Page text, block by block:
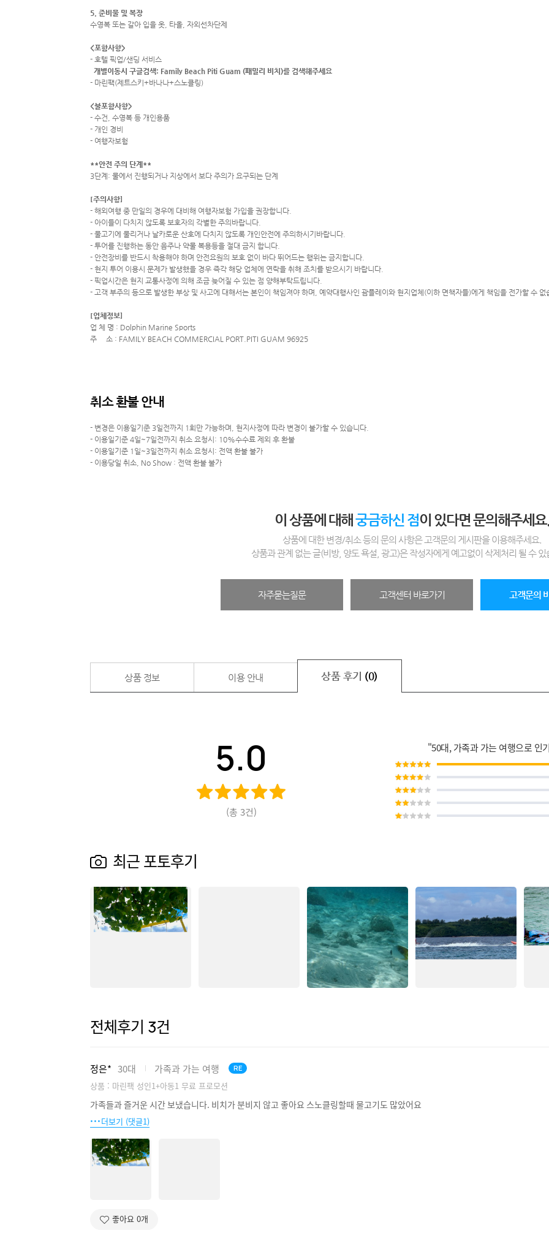
5. 준비물 및 복장
수영복 또는 갈아 입을 옷, 타올, 자외선차단제
<포함사항>
- 호텔 픽업/샌딩 서비스
개별이동시 구글검색: Family Beach Piti Guam (패밀리 비치)를 검색해주세요
- 마린팩(제트스키+바나나+스노클링)
<불포함사항>
- 수건, 수영복 등 개인용품
- 개인 경비
- 여행자보험
**안전 주의 단계**
3단계: 물에서 진행되거나 지상에서 보다 주의가 요구되는 단계
[주의사항]
- 해외여행 중 만일의 경우에 대비해 여행자보험 가입을 권장합니다.
- 아이들이 다치지 않도록 보호자의 각별한 주의바랍니다.
- 물고기에 물리거나 날카로운 산호에 다치지 않도록 개인안전에 주의하시기바랍니다.
- 투어를 진행하는 동안 음주나 약물 복용등을 절대 금지 합니다.
- 안전장비를 반드시 착용해야 하며 안전요원의 보호 없이 바다 뛰어드는 행위는 금지합니다.
- 현지 투어 이용시 문제가 발생했을 경우 즉각 해당 업체에 연락을 취해 조치를 받으시기 바랍니다.
- 픽업시간은 현지 교통사정에 의해 조금 늦어질 수 있는 점 양해부탁드립니다.
- 고객 부주의 등으로 발생한 부상 및 사고에 대해서는 본인이 책임져야 하며, 예약대행사인 괌플레이와 현지업체(이하 면책자들)에게 책임을 전가할 수 없
[업체정보]
업 체 명 : Dolphin Marine Sports
주 소 : FAMILY BEACH COMMERCIAL PORT.PITI GUAM 96925
취소 환불 안내
- 변경은 이용일기준 3일전까지 1회만 가능하며, 현지사정에 따라 변경이 불가할 수 있습니다.
- 이용일기준 4일~7일전까지 취소 요청시: 10%수수료 제외 후 환불
- 이용일기준 1일~3일전까지 취소 요청시: 전액 환불 불가
- 이용당일 취소, No Show : 전액 환불 불가
이 상품에 대해 궁금하신 점이 있다면 문의해주세요.
상품에 대한 변경/취소 등의 문의 사항은 고객문의 게시판을 이용해주세요.
상품과 관계 없는 글(비방, 양도 욕설, 광고)은 작성자에게 예고없이 삭제처리 될 수 있
자주묻는질문 고객센터 바로가기 고객문의
상품 정보 이용 안내 상품 후기 (0)
5.0
(총 3건)
"50대, 가족과 가는 여행으로 인
최근 포토후기
전체후기 3건
정은* 30대 가족과 가는 여행 RE
상품 : 마린팩 성인1+아동1 무료 프로모션
가족들과 즐거운 시간 보냈습니다. 비치가 분비지 않고 좋아요 스노클링할때 물고기도 많았어요
더보기 (댓글1)
좋아요 0개